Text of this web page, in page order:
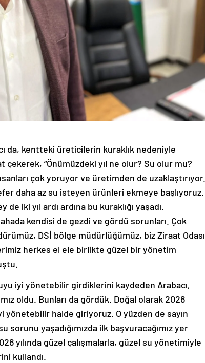
da, kentteki üreticilerin kuraklık nedeniyle
“Önümüzdeki yıl ne olur? Su olur mu?
çok yoruyor ve üretimden de uzaklaştırıyor.
daha az su isteyen ürünleri ekmeye başlıyoruz.
iki yıl ardı ardına bu kuraklığı yaşadı.
kendisi de gezdi ve gördü sorunları. Çok
DSİ bölge müdürlüğümüz, biz Ziraat Odası
herkes el ele birlikte güzel bir yönetim
iyi yönetebilir girdiklerini kaydeden Arabacı,
oldu. Bunları da gördük. Doğal olarak 2026
yönetebilir halde giriyoruz. O yüzden de sayın
yaşadığımızda ilk başvuracağımız yer
yılında güzel çalışmalarla, güzel su yönetimiyle
kullandı.